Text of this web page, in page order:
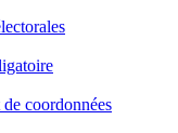
coordonnées